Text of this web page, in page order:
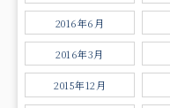
2016年6月
2016年3月
2015年12月